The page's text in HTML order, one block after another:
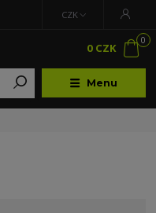
Menu
CZK
0
0 CZK